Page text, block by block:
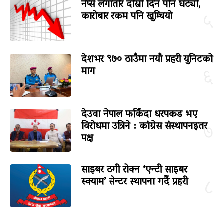
नेप्से लगातार दोस्रो दिन पनि घट्यो,
कारोबार रकम पनि खुम्चियो
देशभर ९७० ठाउँमा नयाँ प्रहरी युनिटको
माग
७
देउवा नेपाल फर्किंदा धरपकड भए
विरोधमा उत्रिने : कांग्रेस संस्थापनइतर
पक्ष
साइबर ठगी रोक्न ‘एन्टी साइबर
स्क्याम’ सेन्टर स्थापना गर्दै प्रहरी